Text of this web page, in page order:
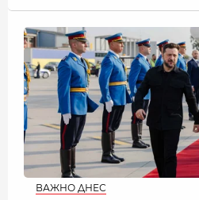
ВАЖНО ДНЕС